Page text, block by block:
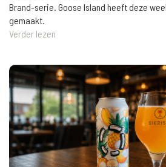
Brand-serie. Goose Island heeft deze
gemaakt.
Verder lezen